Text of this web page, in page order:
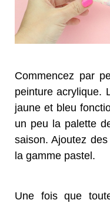
Commencez par
peinture acrylique.
jaune et bleu
un peu la palette
saison. Ajoutez
la gamme pastel.
Une fois que